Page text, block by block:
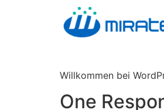
Willkommen bei
One